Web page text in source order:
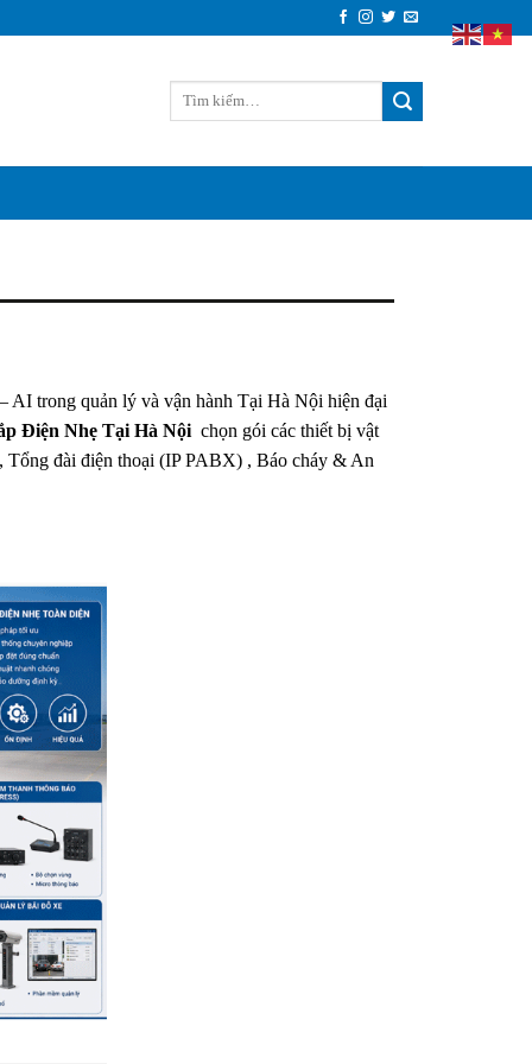
AI trong quản lý và vận hành Tại Hà Nội hiện đại
Điện Nhẹ Tại Hà Nội chọn gói các thiết bị vật
đài điện thoại (IP PABX) , Báo cháy & An